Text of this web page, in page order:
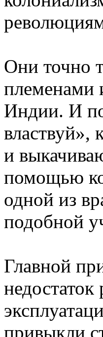
Они точно
племенами
Индии. И
властвуй»,
и
помощью
одной из
подобной
Главной
недостаток
привыкли